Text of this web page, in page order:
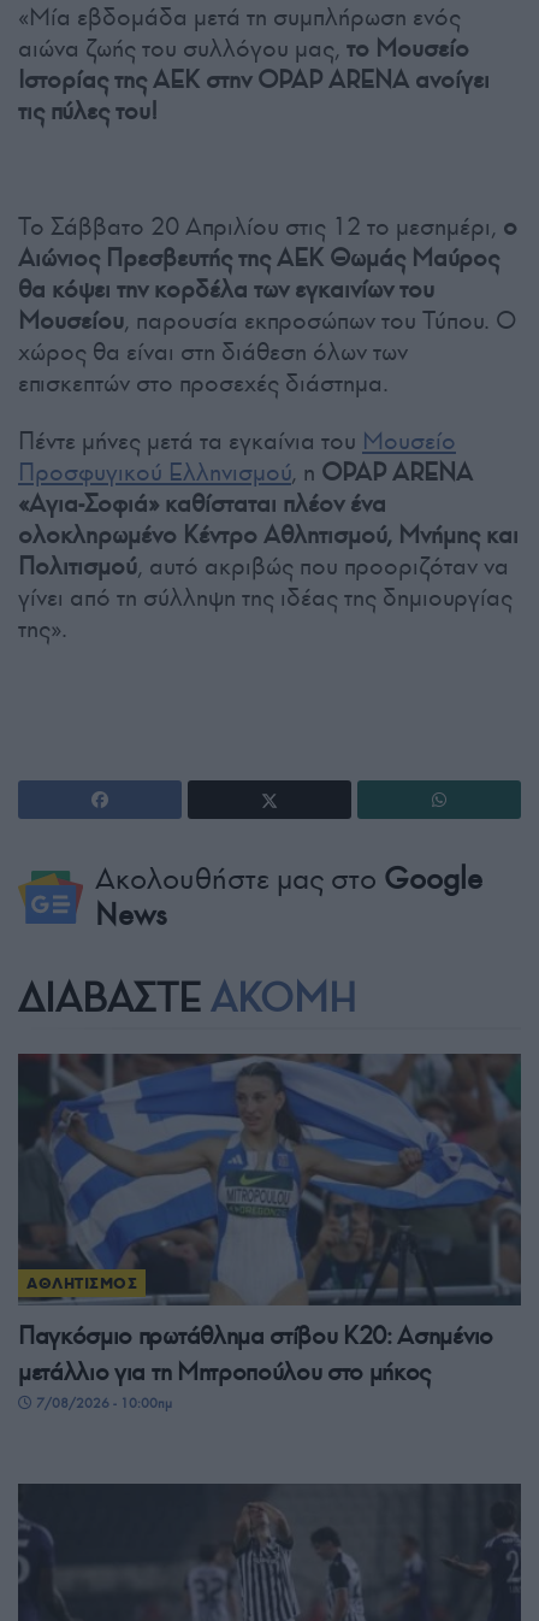
«Μία εβδομάδα μετά τη συμπλήρωση ενός
αιώνα ζωής του συλλόγου μας, το Μουσείο
Ιστορίας της ΑΕΚ στην OPAP ARENA ανοίγει
τις πύλες του!
Το Σάββατο 20 Απριλίου στις 12 το μεσημέρι, ο
Αιώνιος Πρεσβευτής της ΑΕΚ Θωμάς Μαύρος
θα κόψει την κορδέλα των εγκαινίων του
Μουσείου, παρουσία εκπροσώπων του Τύπου. Ο
χώρος θα είναι στη διάθεση όλων των
επισκεπτών στο προσεχές διάστημα.
Πέντε μήνες μετά τα εγκαίνια του Μουσείο
Προσφυγικού Ελληνισμού, η OPAP ARENA
«Αγια-Σοφιά» καθίσταται πλέον ένα
ολοκληρωμένο Κέντρο Αθλητισμού, Μνήμης και
Πολιτισμού, αυτό ακριβώς που προοριζόταν να
γίνει από τη σύλληψη της ιδέας της δημιουργίας
της».
Ακολουθήστε μας στο Google
News
ΔΙΑΒΑΣΤΕ ΑΚΟΜΗ
ΑΘΛΗΤΙΣΜΟΣ
Παγκόσμιο πρωτάθλημα στίβου Κ20: Ασημένιο
μετάλλιο για τη Μητροπούλου στο μήκος
7/08/2026 - 10:00πμ